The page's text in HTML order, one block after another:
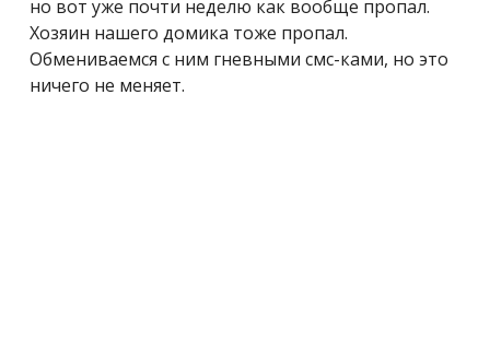
но вот уже почти неделю как вообще пропал.
Хозяин нашего домика тоже пропал.
Обмениваемся с ним гневными смс-ками, но это
ничего не меняет.